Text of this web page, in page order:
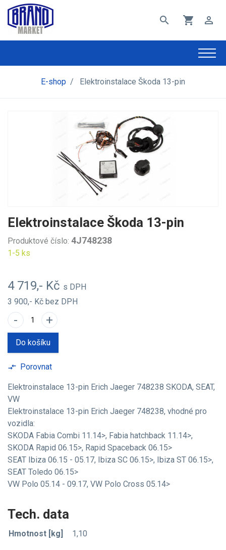
search shopping_cart perm_identity
E-shop / Elektroinstalace Škoda 13-pin
Elektroinstalace Škoda 13-pin
Produktové číslo: 4J748238
1-5 ks
4 719,- Kč s DPH
3 900,- Kč bez DPH
- +
Do košíku
compare_arrows Porovnat
Elektroinstalace 13-pin Erich Jaeger 748238 SKODA, SEAT,
VW
Elektroinstalace 13-pin Erich Jaeger 748238, vhodné pro
vozidla:
SKODA Fabia Combi 11.14>, Fabia hatchback 11.14>,
SKODA Rapid 06.15>, Rapid Spaceback 06.15>
SEAT Ibiza 06.15 - 05.17, Ibiza SC 06.15>, Ibiza ST 06.15>,
SEAT Toledo 06.15>
VW Polo 05.14 - 09.17, VW Polo Cross 05.14>
Tech. data
Hmotnost [kg] 1,10